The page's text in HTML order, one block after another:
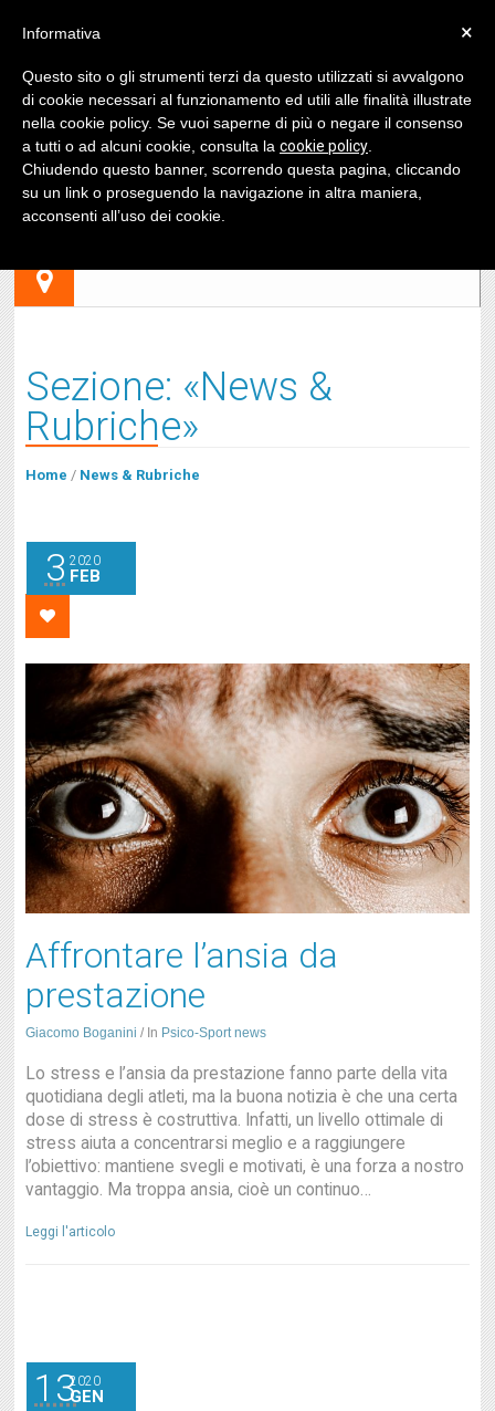
Sezione: «News &
Rubriche»
Home / News & Rubriche
3 2020
FEB
Affrontare l’ansia da
prestazione
Giacomo Boganini / In Psico-Sport news
Lo stress e l’ansia da prestazione fanno parte della vita
quotidiana degli atleti, ma la buona notizia è che una certa
dose di stress è costruttiva. Infatti, un livello ottimale di
stress aiuta a concentrarsi meglio e a raggiungere
l’obiettivo: mantiene svegli e motivati​, è una forza a nostro
vantaggio. Ma troppa ansia, cioè un continuo…
Leggi l'articolo
132020
GEN
×
Informativa
Questo sito o gli strumenti terzi da questo utilizzati si avvalgono
di cookie necessari al funzionamento ed utili alle finalità illustrate
nella cookie policy. Se vuoi saperne di più o negare il consenso
a tutti o ad alcuni cookie, consulta la cookie policy
Chiudendo questo banner, scorrendo questa pagina, cliccando
su un link o proseguendo la navigazione in altra maniera,
acconsenti all’uso dei cookie.